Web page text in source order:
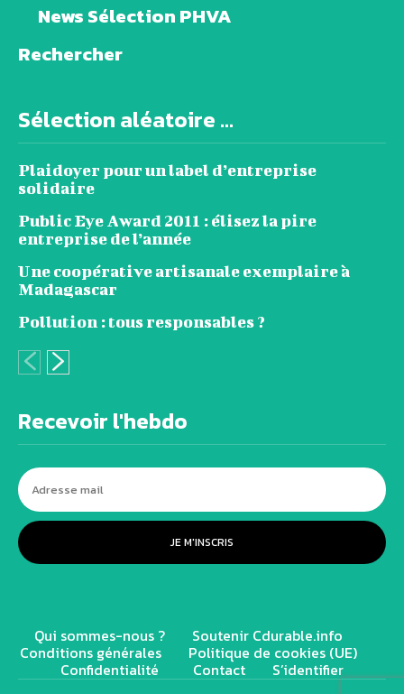
News Sélection PHVA
Rechercher
Sélection aléatoire ...
Plaidoyer pour un label d’entreprise
solidaire
Public Eye Award 2011 : élisez la pire
entreprise de l’année
Une coopérative artisanale exemplaire à
Madagascar
Pollution : tous responsables ?
Recevoir l'hebdo
JE M'INSCRIS
Qui sommes-nous ? Soutenir Cdurable.info
Conditions générales Politique de cookies (UE)
Confidentialité Contact S’identifier